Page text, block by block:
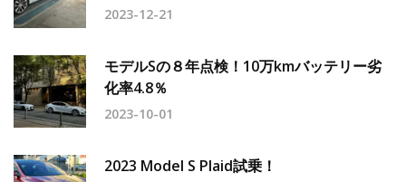
2023-12-21
モデルSの８年点検！10万kmバッテリー劣
化率4.8％
2023-10-01
2023 Model S Plaid試乗！